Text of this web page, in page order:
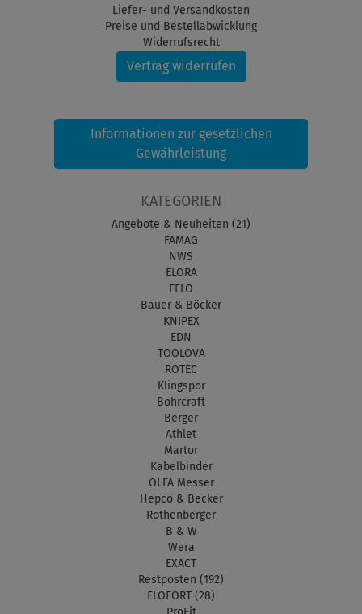
Liefer- und Versandkosten
Preise und Bestellabwicklung
Widerrufsrecht
Vertrag widerrufen
Informationen zur gesetzlichen
Gewährleistung
KATEGORIEN
Angebote & Neuheiten (21)
FAMAG
NWS
ELORA
FELO
Bauer & Böcker
KNIPEX
EDN
TOOLOVA
ROTEC
Klingspor
Bohrcraft
Berger
Athlet
Martor
Kabelbinder
OLFA Messer
Hepco & Becker
Rothenberger
B & W
Wera
EXACT
Restposten (192)
ELOFORT (28)